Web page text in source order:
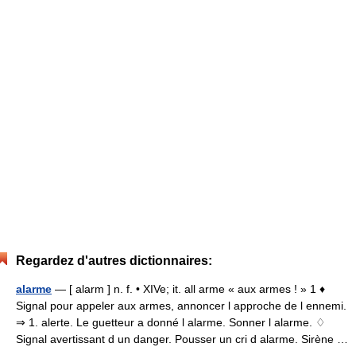
Regardez d'autres dictionnaires:
alarme — [ alarm ] n. f. • XIVe; it. all arme « aux armes ! » 1 ♦
Signal pour appeler aux armes, annoncer l approche de l ennemi.
⇒ 1. alerte. Le guetteur a donné l alarme. Sonner l alarme. ♢
Signal avertissant d un danger. Pousser un cri d alarme. Sirène …